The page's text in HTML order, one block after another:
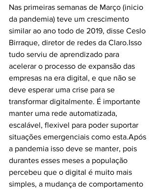
Nas primeiras semanas de Março (inicio
da pandemia) teve um crescimento
similar ao ano todo de 2019, disse Ceslo
Birraque, diretor de redes da Claro.Isso
tudo serviu de aprendizado para
acelerar o processo de expansão das
empresas na era digital, e que não se
deve esperar uma crise para se
transformar digitalmente. É importante
manter uma rede automatizada,
escalável, flexivel para poder suportar
situações emergenciais como esta.Após
a pandemia isso deve se manter, pois
durantes esses meses a população
percebeu que o digital é muito mais
simples, a mudança de comportamento